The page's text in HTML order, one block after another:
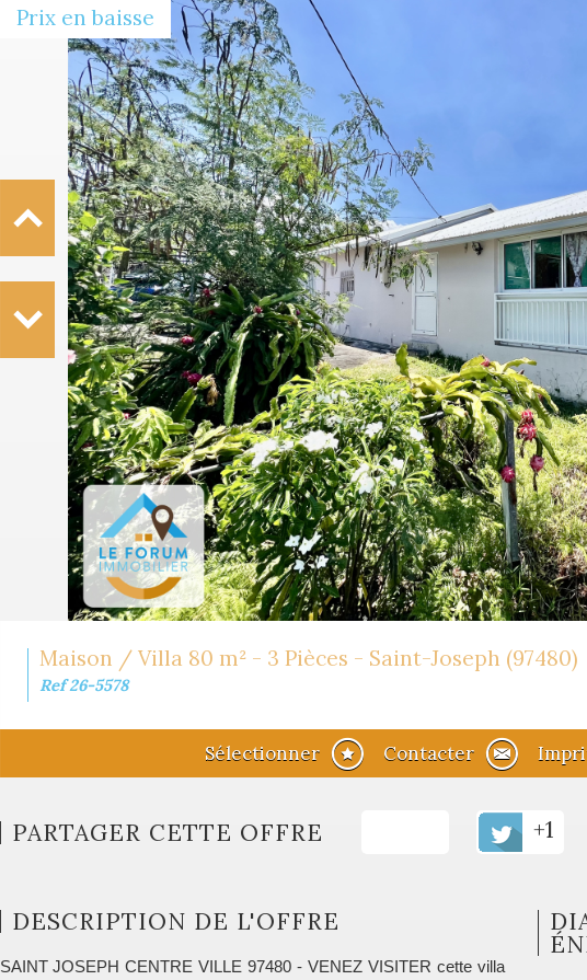
Prix en baisse
Maison / Villa 80 m² - 3 Pièces - Saint-Joseph (97480)
Ref 26-5578
Sélectionner Contacter
PARTAGER CETTE OFFRE +1
DESCRIPTION DE L'OFFRE
SAINT JOSEPH CENTRE VILLE 97480 - VENEZ VISITER cette villa